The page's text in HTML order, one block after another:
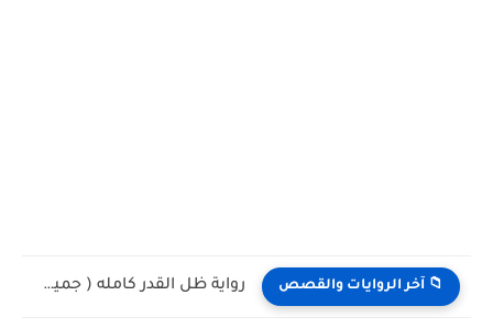
📁 آخر الروايات والقصص رواية ظل القدر كامله وحصريه بقلم الكاتبة رواء هادي